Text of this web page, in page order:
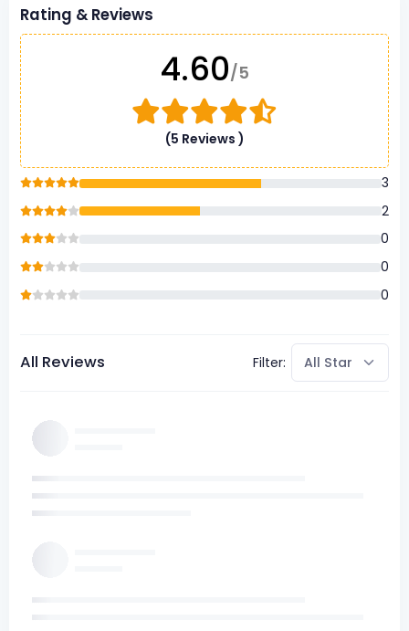
Rating & Reviews
4.60/5
(5 Reviews )
3
2
0
0
0
All Reviews Filter: